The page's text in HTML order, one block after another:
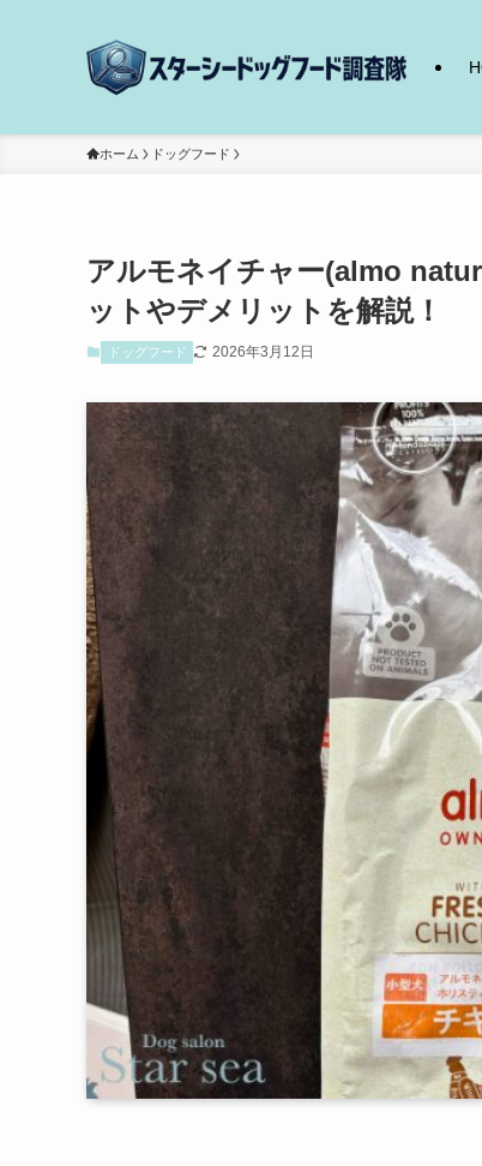
ホーム ドッグフード
アルモネイチャー(almo
ットやデメリットを解説！
ドッグフード 2026年3月12日